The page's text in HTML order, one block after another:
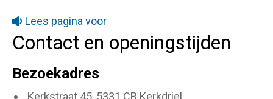
Lees pagina voor
Contact en openingstijden
Bezoekadres
Kerkstraat 45, 5331 CB Kerkdriel